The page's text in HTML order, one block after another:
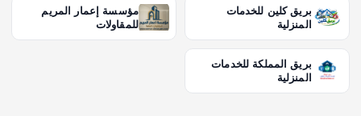
بريق كلين للخدمات
المنزلية
مؤسسة إعمار المريم
للمقاولات
بريق المملكة للخدمات
المنزلية